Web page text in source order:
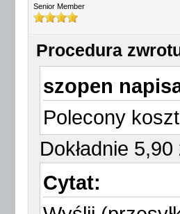
Senior Member
Procedura
szopen
Polecony
Dokładnie
Cytat: